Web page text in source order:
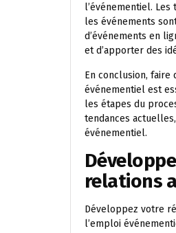
l’événementiel.
les événements
d’événements en
et d’apporter des
En conclusion,
événementiel est
les étapes du
tendances
événementiel.
relations
Développez votre
l’emploi